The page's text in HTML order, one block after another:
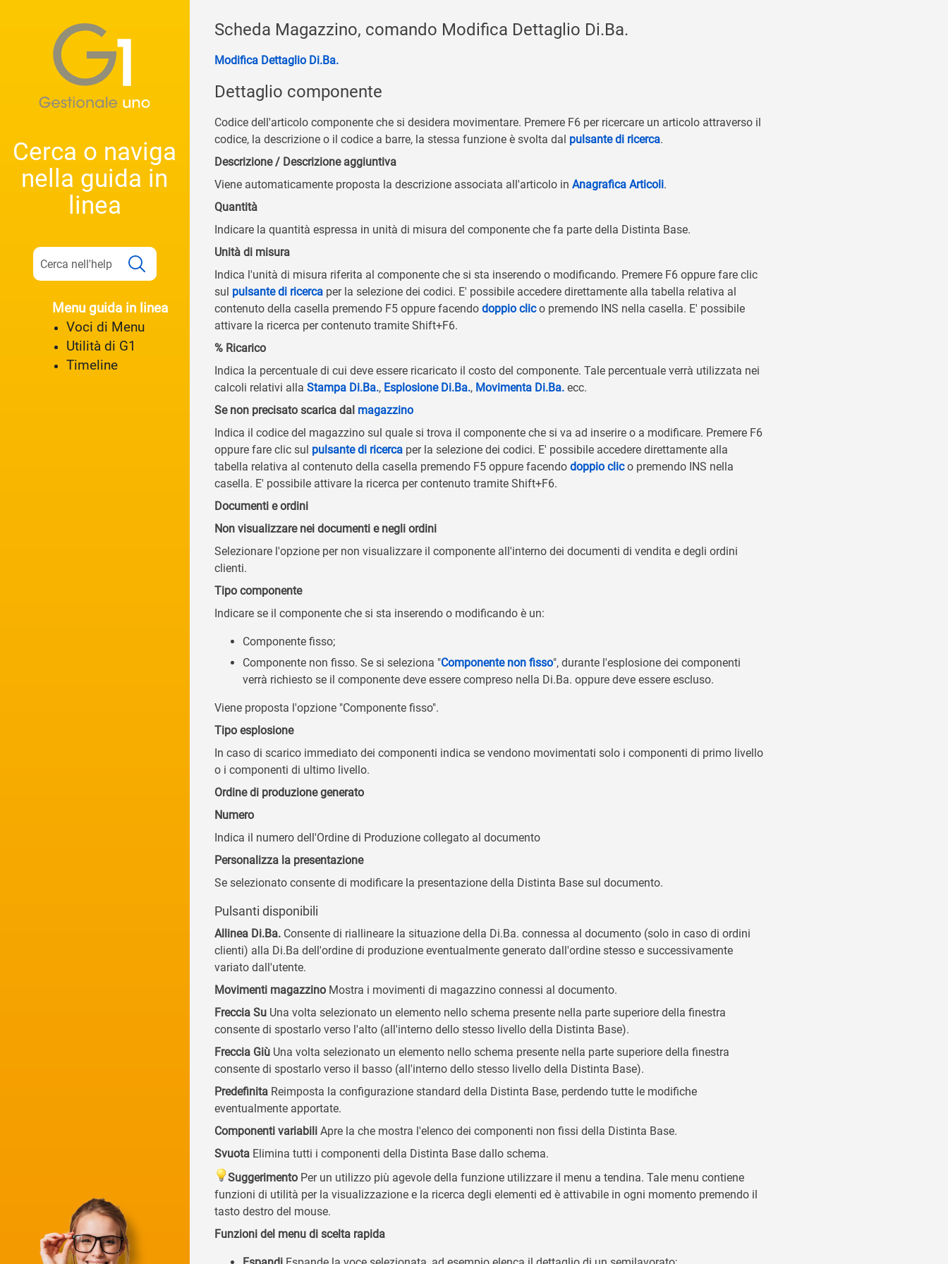
Cerca o naviga
nella guida in
linea
Menu guida in linea
Voci di Menu
Utilità di G1
Timeline
Scheda Magazzino, comando Modifica Dettaglio Di.Ba.
Modifica Dettaglio Di.Ba.
Dettaglio componente
Codice dell'articolo componente che si desidera movimentare. Premere F6 per ricercare un articolo attraverso il
codice, la descrizione o il codice a barre, la stessa funzione è svolta dal pulsante di ricerca.
Descrizione / Descrizione aggiuntiva
Viene automaticamente proposta la descrizione associata all'articolo inAnagrafica Articoli.
Quantità
Indicare la quantità espressa in unità di misura del componente che fa parte della Distinta Base.
Unità di misura
Indica l'unità di misura riferita al componente che si sta inserendo o modificando. Premere F6 oppure fare clic
sul pulsante di ricerca per la selezione dei codici. E' possibile accedere direttamente alla tabella relativa al
contenuto della casella premendo F5 oppure facendodoppio clico premendo INS nella casella. E' possibile
attivare la ricerca per contenuto tramite Shift+F6.
% Ricarico
Indica la percentuale di cui deve essere ricaricato il costo del componente. Tale percentuale verrà utilizzata nei
calcoli relativi allaStampa Di.Ba., Esplosione Di.Ba., Movimenta Di.Ba. ecc.
Se non precisato scarica dal magazzino
Indica il codice del magazzino sul quale si trova il componente che si va ad inserire o a modificare. Premere F6
oppure fare clic sul pulsante di ricerca per la selezione dei codici. E' possibile accedere direttamente alla
tabella relativa al contenuto della casella premendo F5 oppure facendodoppio clico premendo INS nella
casella. E' possibile attivare la ricerca per contenuto tramite Shift+F6.
Documenti e ordini
Non visualizzare nei documenti e negli ordini
Selezionare l'opzione per non visualizzare il componente all'interno dei documenti di vendita e degli ordini
clienti.
Tipo componente
Indicare se il componente che si sta inserendo o modificando è un:
Componente fisso;
Componente non fisso. Se si seleziona "Componente non fisso", durante l'esplosione dei componenti
verrà richiesto se il componente deve essere compreso nella Di.Ba. oppure deve essere escluso.
Viene proposta l'opzione "Componente fisso".
Tipo esplosione
In caso di scarico immediato dei componenti indica se vendono movimentati solo i componenti di primo livello
o i componenti di ultimo livello.
Ordine di produzione generato
Numero
Indica il numero dell'Ordine di Produzione collegato al documento
Personalizza la presentazione
Se selezionato consente di modificare la presentazione della Distinta Base sul documento.
Pulsanti disponibili
Allinea Di.Ba. Consente di riallineare la situazione della Di.Ba. connessa al documento (solo in caso di ordini
clienti) alla Di.Ba dell'ordine di produzione eventualmente generato dall'ordine stesso e successivamente
variato dall'utente.
Movimenti magazzino Mostra i movimenti di magazzino connessi al documento.
Freccia Su Una volta selezionato un elemento nello schema presente nella parte superiore della finestra
consente di spostarlo verso l'alto (all'interno dello stesso livello della Distinta Base).
Freccia Giù Una volta selezionato un elemento nello schema presente nella parte superiore della finestra
consente di spostarlo verso il basso (all'interno dello stesso livello della Distinta Base).
Predefinita Reimposta la configurazione standard della Distinta Base, perdendo tutte le modifiche
eventualmente apportate.
Componenti variabili Apre la che mostra l'elenco dei componenti non fissi della Distinta Base.
Svuota Elimina tutti i componenti della Distinta Base dallo schema.
Suggerimento Per un utilizzo più agevole della funzione utilizzare il menu a tendina. Tale menu contiene
funzioni di utilità per la visualizzazione e la ricerca degli elementi ed è attivabile in ogni momento premendo il
tasto destro del mouse.
Funzioni del menu di scelta rapida